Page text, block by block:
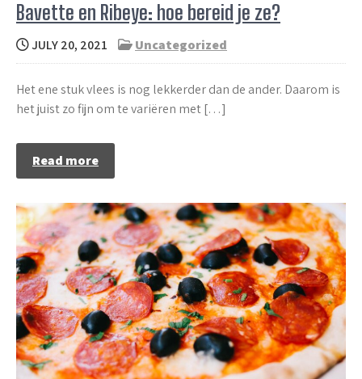
Bavette en Ribeye: hoe bereid je ze?
JULY 20, 2021 Uncategorized
Het ene stuk vlees is nog lekkerder dan de ander. Daarom is
het juist zo fijn om te variëren met […]
Read more